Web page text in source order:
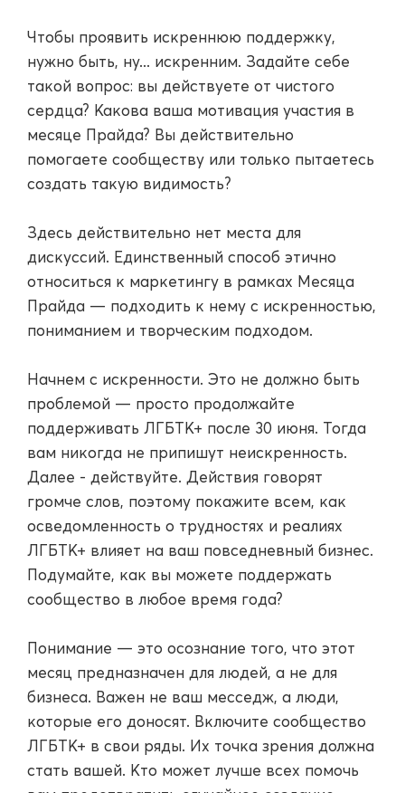
Чтобы проявить искреннюю поддержку,
нужно быть, ну... искренним. Задайте себе
такой вопрос: вы действуете от чистого
сердца? Какова ваша мотивация участия в
месяце Прайда? Вы действительно
помогаете сообществу или только пытаетесь
создать такую видимость?
Здесь действительно нет места для
дискуссий. Единственный способ этично
относиться к маркетингу в рамках Месяца
Прайда — подходить к нему с искренностью,
пониманием и творческим подходом.
Начнем с искренности. Это не должно быть
проблемой — просто продолжайте
поддерживать ЛГБТК+ после 30 июня. Тогда
вам никогда не припишут неискренность.
Далее - действуйте. Действия говорят
громче слов, поэтому покажите всем, как
осведомленность о трудностях и реалиях
ЛГБТК+ влияет на ваш повседневный бизнес.
Подумайте, как вы можете поддержать
сообщество в любое время года?
Понимание — это осознание того, что этот
месяц предназначен для людей, а не для
бизнеса. Важен не ваш месседж, а люди,
которые его доносят. Включите сообщество
ЛГБТК+ в свои ряды. Их точка зрения должна
стать вашей. Кто может лучше всех помочь